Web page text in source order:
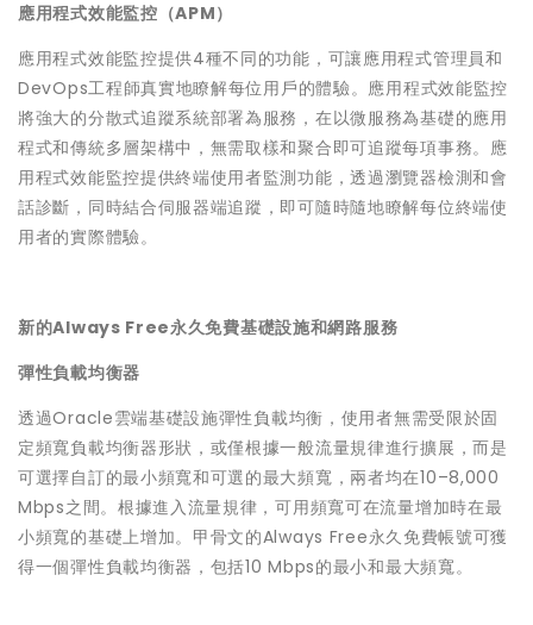
應用程式效能監控（APM）
應用程式效能監控提供4種不同的功能，可讓應用程式管理員和
DevOps工程師真實地瞭解每位用戶的體驗。應用程式效能監控
將強大的分散式追蹤系統部署為服務，在以微服務為基礎的應用
程式和傳統多層架構中，無需取樣和聚合即可追蹤每項事務。應
用程式效能監控提供終端使用者監測功能，透過瀏覽器檢測和會
話診斷，同時結合伺服器端追蹤，即可隨時隨地瞭解每位終端使
用者的實際體驗。
新的Always Free永久免費基礎設施和網路服務
彈性負載均衡器
透過Oracle雲端基礎設施彈性負載均衡，使用者無需受限於固
定頻寬負載均衡器形狀，或僅根據一般流量規律進行擴展，而是
可選擇自訂的最小頻寬和可選的最大頻寬，兩者均在10–8,000
Mbps之間。根據進入流量規律，可用頻寬可在流量增加時在最
小頻寬的基礎上增加。甲骨文的Always Free永久免費帳號可獲
得一個彈性負載均衡器，包括10 Mbps的最小和最大頻寬。